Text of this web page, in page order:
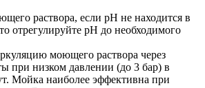
раствора, если рН не находится в
отрегулируйте рН до необходимого
моющего раствора через
при низком давлении (до 3 бар) в
Мойка наиболее эффективна при